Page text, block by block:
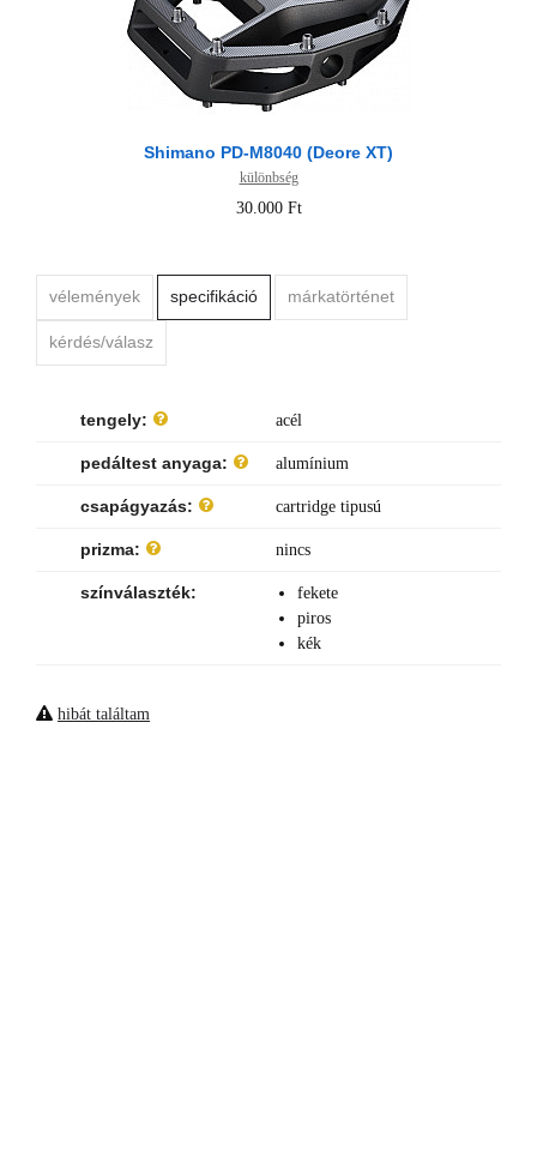
Shimano PD-M8040 (Deore XT)
különbség
30.000 Ft
vélemények specifikáció márkatörténet
kérdés/válasz
tengely: acél
pedáltest anyaga: alumínium
csapágyazás: cartridge tipusú
prizma: nincs
színválaszték:
fekete
piros
kék
hibát találtam